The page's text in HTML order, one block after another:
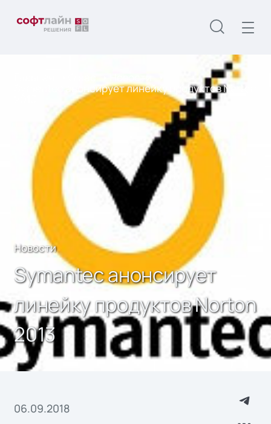
Symantec анонсирует линейку продуктов Norton
Новости
Symantec анонсирует
линейку продуктов Norton
2013
06.09.2018